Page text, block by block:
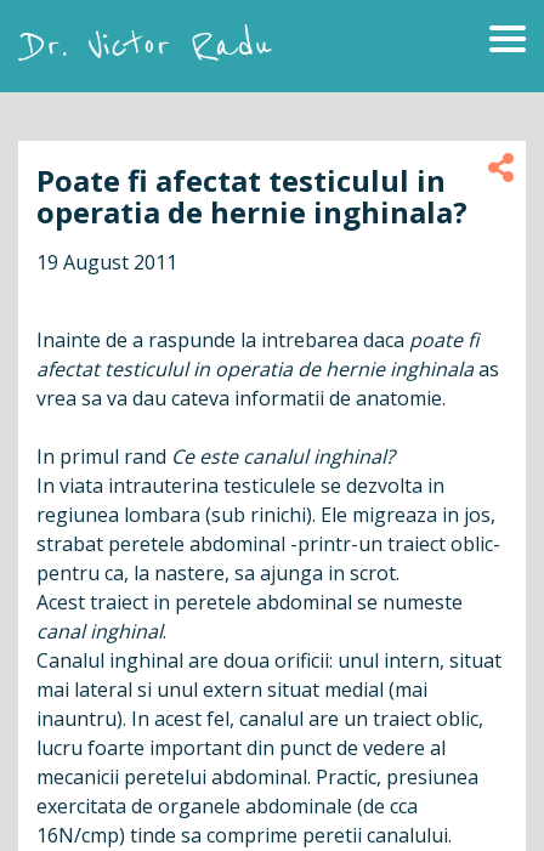
Poate fi afectat testiculul in
operatia de hernie inghinala?
19 August 2011
Inainte de a raspunde la intrebarea daca poate fi
afectat testiculul in operatia de hernie inghinalaas
vrea sa va dau cateva informatii de anatomie.
In primul rand Ce este canalul inghinal?
In viata intrauterina testiculele se dezvolta in
regiunea lombara (sub rinichi). Ele migreaza in jos,
strabat peretele abdominal -printr-un traiect oblic-
pentru ca, la nastere, sa ajunga in scrot.
Acest traiect in peretele abdominal se numeste
canal inghinal.
Canalul inghinal are doua orificii: unul intern, situat
mai lateral si unul extern situat medial (mai
inauntru). In acest fel, canalul are un traiect oblic,
lucru foarte important din punct de vedere al
mecanicii peretelui abdominal. Practic, presiunea
exercitata de organele abdominale (de cca
16N/cmp) tinde sa comprime peretii canalului.